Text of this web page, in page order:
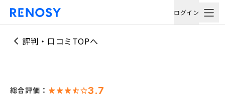
ログイン
評判・口コミTOPへ
総合評価： 3.7